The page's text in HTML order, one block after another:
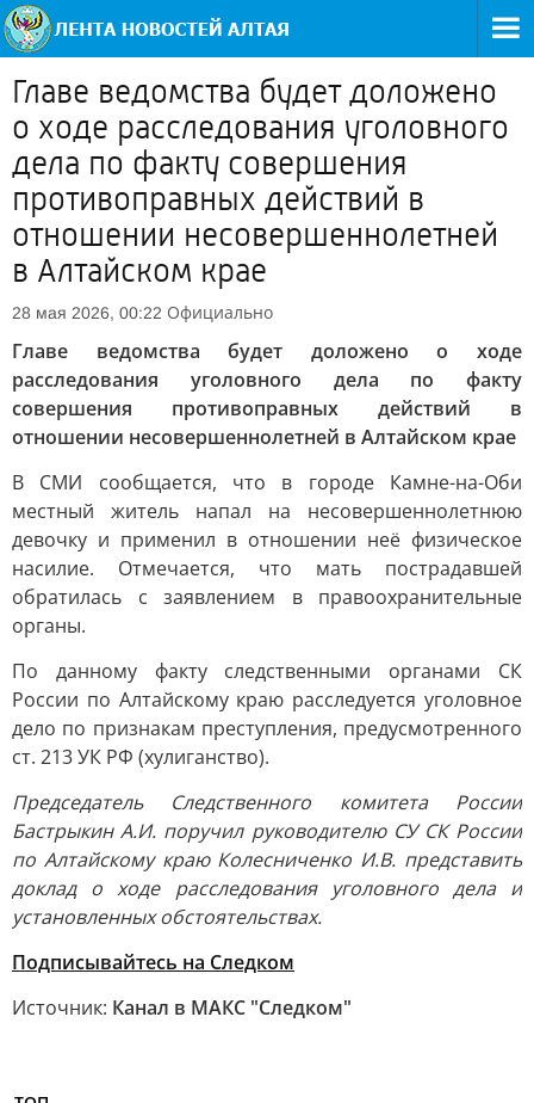
Главе ведомства будет доложено
о ходе расследования уголовного
дела по факту совершения
противоправных действий в
отношении несовершеннолетней
в Алтайском крае
28 мая 2026, 00:22 Официально
Главе ведомства будет доложено о ходе
расследования уголовного дела по факту
совершения противоправных действий в
отношении несовершеннолетней в Алтайском крае
В СМИ сообщается, что в городе Камне-на-Оби
местный житель напал на несовершеннолетнюю
девочку и применил в отношении неё физическое
насилие. Отмечается, что мать пострадавшей
обратилась с заявлением в правоохранительные
органы.
По данному факту следственными органами СК
России по Алтайскому краю расследуется уголовное
дело по признакам преступления, предусмотренного
ст. 213 УК РФ (хулиганство).
Председатель Следственного комитета России
Бастрыкин А.И. поручил руководителю СУ СК России
по Алтайскому краю Колесниченко И.В. представить
доклад о ходе расследования уголовного дела и
установленных обстоятельствах.
Подписывайтесь на Следком
Источник: Канал в МАКС "Следком"